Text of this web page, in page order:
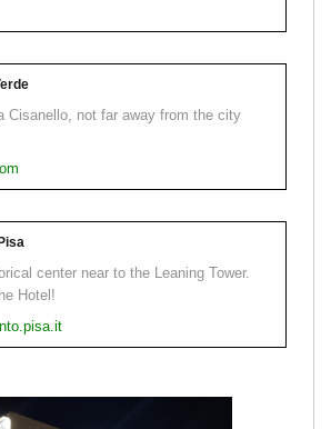
Cisanello, not far away from the city
center near to the Leaning Tower.
Hotel!